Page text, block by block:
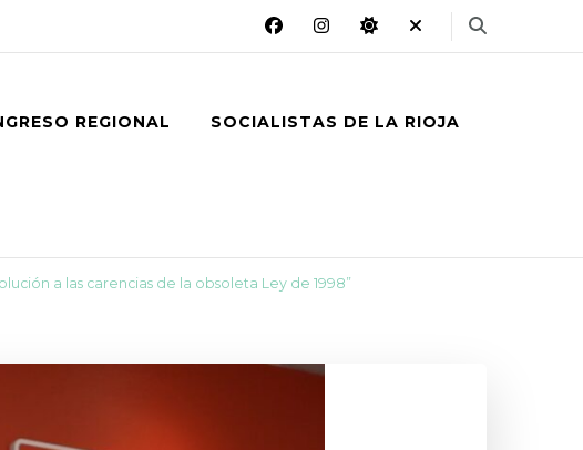
REGIONAL SOCIALISTAS DE LA RIOJA
a las carencias de la obsoleta Ley de 1998”